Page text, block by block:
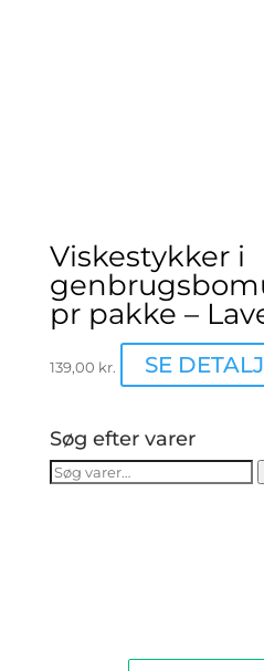
Viskestykker i
pr pakke –
139,00 kr. SE
Søg efter varer
Søg